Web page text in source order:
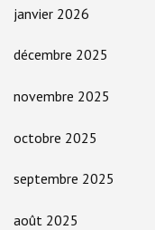
janvier 2026
décembre 2025
novembre 2025
octobre 2025
septembre 2025
août 2025